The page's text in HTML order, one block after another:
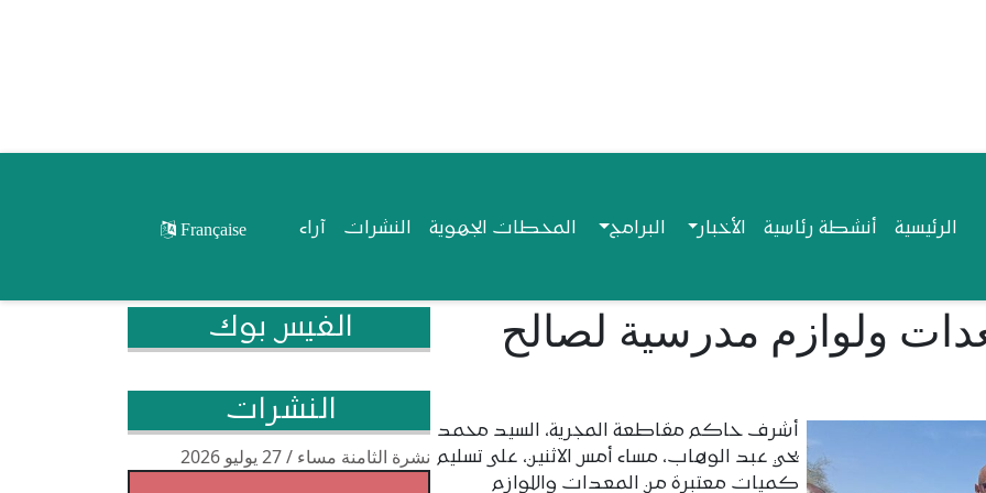
Navigationالرئيسية أنشطة رئاسية الأخبار البرامج المحطات الجهوية النشرات آراء Française
ولوازم مدرسية لصالح
أشرف حاكم مقاطعة المجرية، السيد محمد
يحي عبد الوهاب، مساء أمس الاثنين، على تسليم
كميات معتبرة من المعدات واللوازم
الفيس بوك
النشرات
نشرة الثامنة مساء / 27 يوليو 2026